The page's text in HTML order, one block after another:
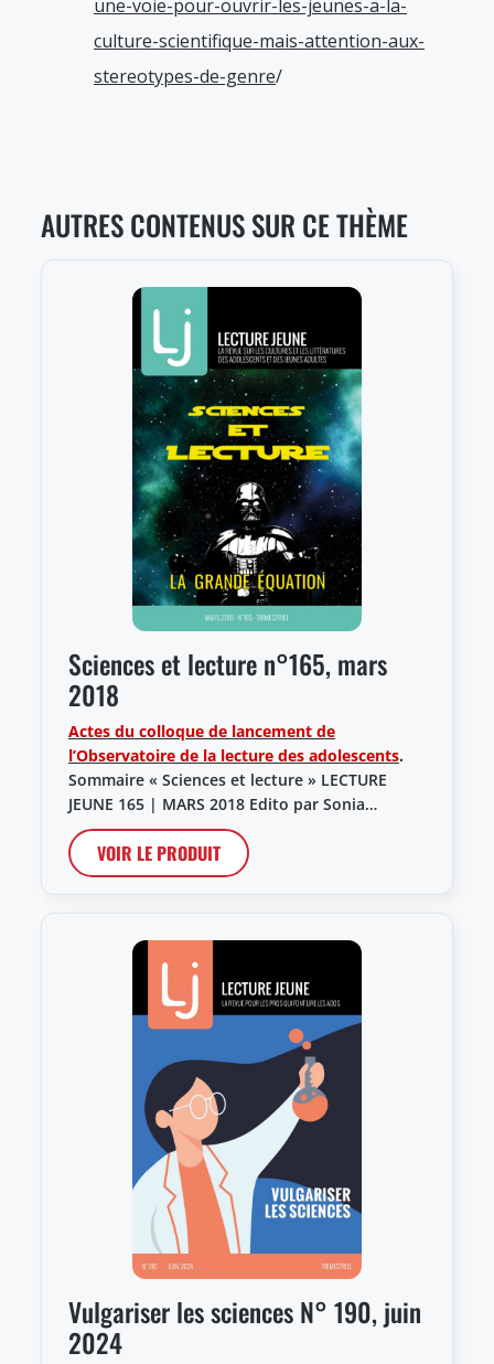
une-voie-pour-ouvrir-les-jeunes-a-la-
culture-scientifique-mais-attention-aux-
stereotypes-de-genre/
AUTRES CONTENUS SUR CE THÈME
Sciences et lecture n°165, mars
2018
Actes du colloque de lancement de
l’Observatoire de la lecture des adolescents.
Sommaire « Sciences et lecture » LECTURE
JEUNE 165 | MARS 2018 Edito par Sonia…
VOIR LE PRODUIT
Vulgariser les sciences N° 190, juin
2024